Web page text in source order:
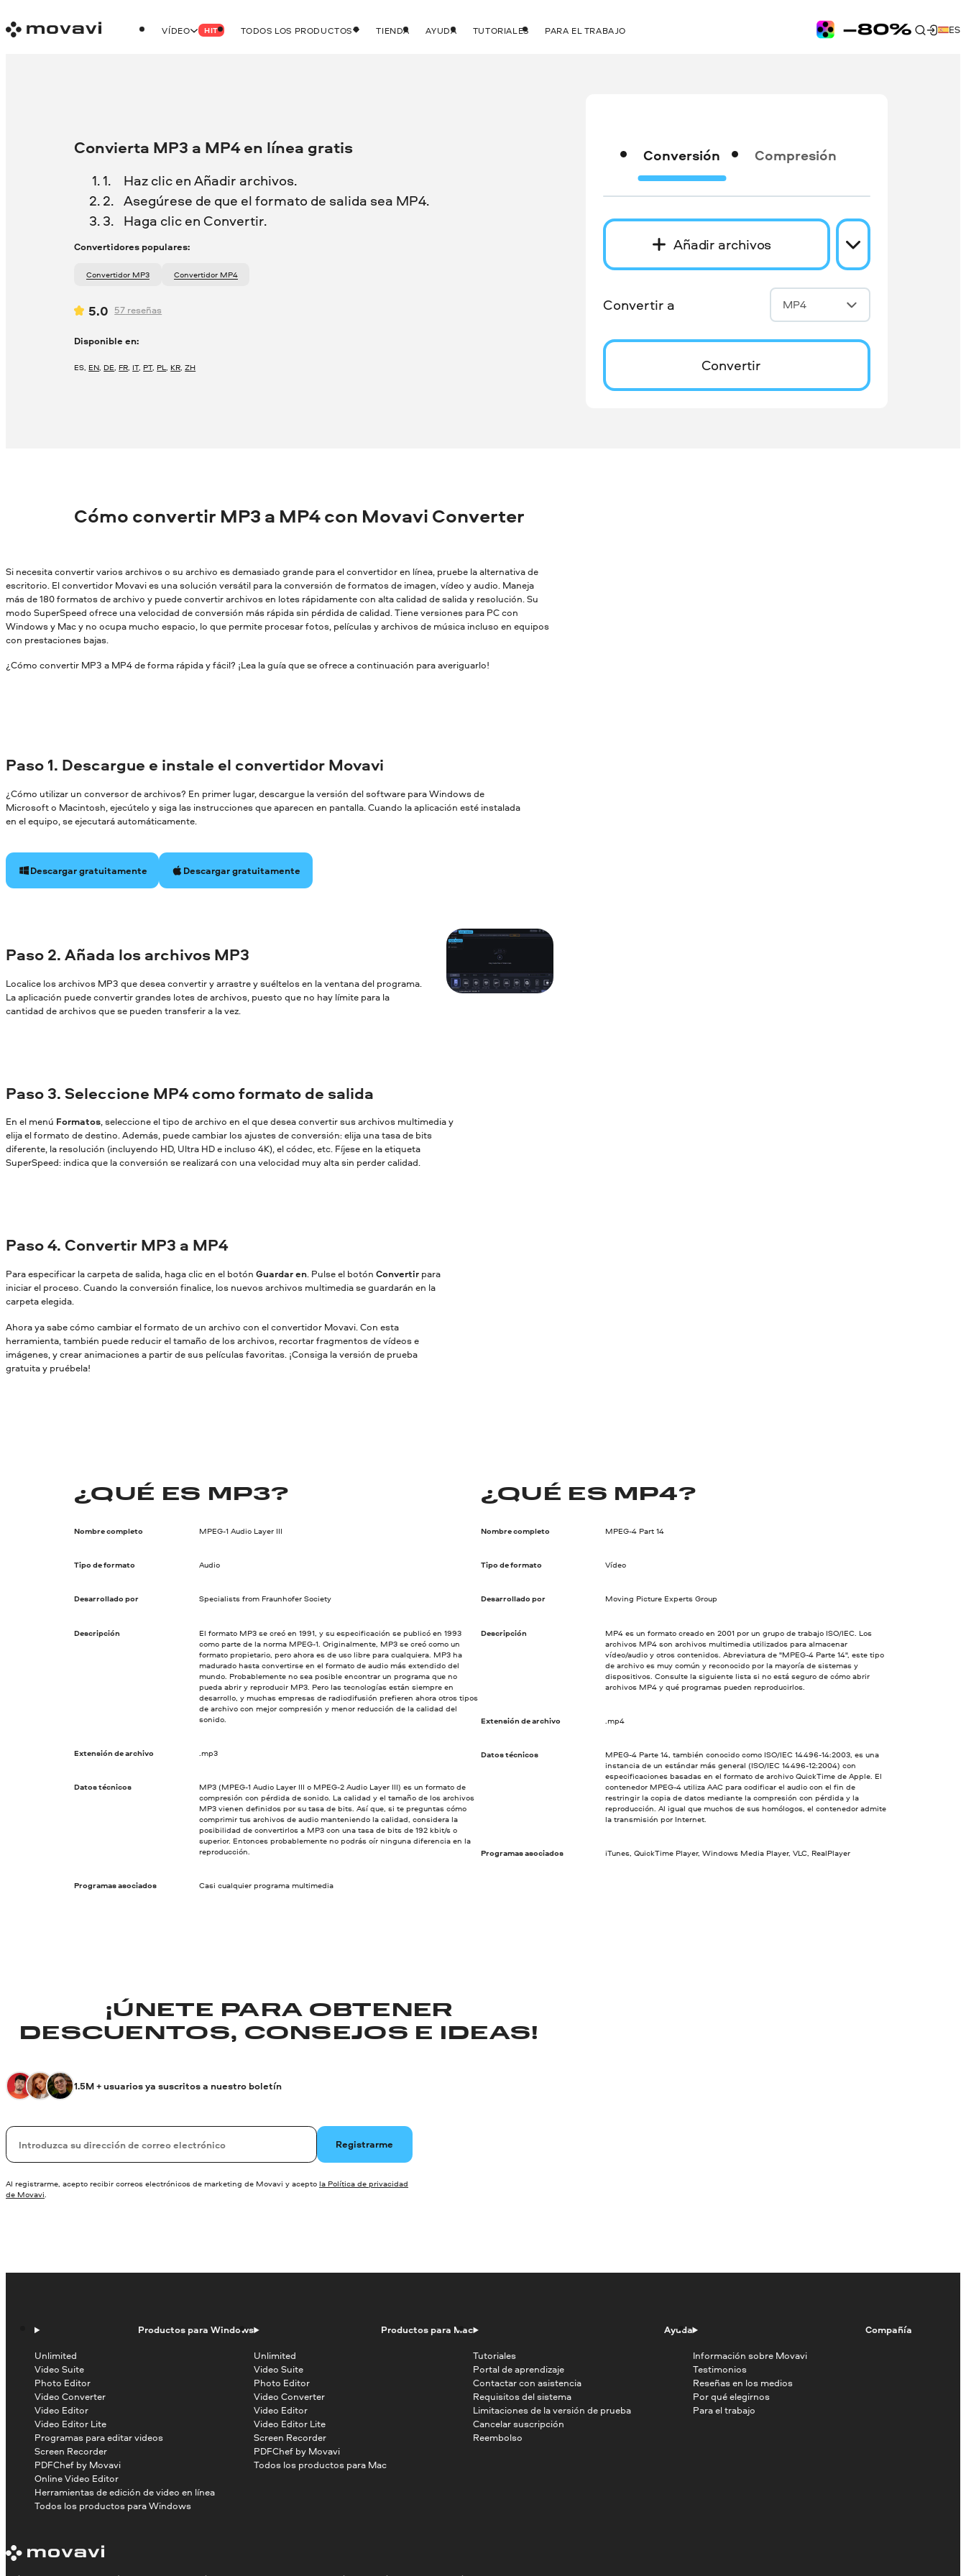
VÍDEO HIT TODOS LOS PRODUCTOS TIENDA AYUDA TUTORIALES PARA EL TRABAJO ES
Convierta MP3 a MP4 en línea gratis
Haz clic en Añadir archivos.
Asegúrese de que el formato de salida sea MP4.
Haga clic en Convertir.
Convertidores populares:
Convertidor MP3 Convertidor MP4
5.0 57 reseñas
Disponible en:
ES, EN, DE, FR, IT, PT, PL, KR,ZH
Conversión Compresión
Añadir archivos
Convertir a MP4
Convertir
Cómo convertir MP3 a MP4 con Movavi Converter
Si necesita convertir varios archivos o su archivo es demasiado grande para el convertidor en línea, pruebe la alternativa de
escritorio. El convertidor Movavi es una solución versátil para la conversión de formatos de imagen, vídeo y audio. Maneja
más de 180 formatos de archivo y puede convertir archivos en lotes rápidamente con alta calidad de salida y resolución. Su
modo SuperSpeed ofrece una velocidad de conversión más rápida sin pérdida de calidad. Tiene versiones para PC con
Windows y Mac y no ocupa mucho espacio, lo que permite procesar fotos, películas y archivos de música incluso en equipos
con prestaciones bajas.
¿Cómo convertir MP3 a MP4 de forma rápida y fácil? ¡Lea la guía que se ofrece a continuación para averiguarlo!
Paso 1. Descargue e instale el convertidor Movavi
¿Cómo utilizar un conversor de archivos? En primer lugar, descargue la versión del software para Windows de
Microsoft o Macintosh, ejecútelo y siga las instrucciones que aparecen en pantalla. Cuando la aplicación esté instalada
en el equipo, se ejecutará automáticamente.
Descargar gratuitamente Descargar gratuitamente
Paso 2. Añada los archivos MP3
Localice los archivos MP3 que desea convertir y arrastre y suéltelos en la ventana del programa.
La aplicación puede convertir grandes lotes de archivos, puesto que no hay límite para la
cantidad de archivos que se pueden transferir a la vez.
Paso 3. Seleccione MP4 como formato de salida
En el menú Formatos, seleccione el tipo de archivo en el que desea convertir sus archivos multimedia y
elija el formato de destino. Además, puede cambiar los ajustes de conversión: elija una tasa de bits
diferente, la resolución (incluyendo HD, Ultra HD e incluso 4K), el códec, etc. Fíjese en la etiqueta
SuperSpeed: indica que la conversión se realizará con una velocidad muy alta sin perder calidad.
Paso 4. Convertir MP3 a MP4
Para especificar la carpeta de salida, haga clic en el botón Guardar en. Pulse el botón Convertir para
iniciar el proceso. Cuando la conversión finalice, los nuevos archivos multimedia se guardarán en la
carpeta elegida.
Ahora ya sabe cómo cambiar el formato de un archivo con el convertidor Movavi. Con esta
herramienta, también puede reducir el tamaño de los archivos, recortar fragmentos de vídeos e
imágenes, y crear animaciones a partir de sus películas favoritas. ¡Consiga la versión de prueba
gratuita y pruébela!
¿QUÉ ES MP3?
Nombre completo MPEG-1 Audio Layer III
Tipo de formato Audio
Desarrollado por Specialists from Fraunhofer Society
Descripción
El formato MP3 se creó en 1991, y su especificación se publicó en 1993
como parte de la norma MPEG-1. Originalmente, MP3 se creó como un
formato propietario, pero ahora es de uso libre para cualquiera. MP3 ha
madurado hasta convertirse en el formato de audio más extendido del
mundo. Probablemente no sea posible encontrar un programa que no
pueda abrir y reproducir MP3. Pero las tecnologías están siempre en
desarrollo, y muchas empresas de radiodifusión prefieren ahora otros tipos
de archivo con mejor compresión y menor reducción de la calidad del
sonido.
Extensión de archivo .mp3
Datos técnicos
MP3 (MPEG-1 Audio Layer III o MPEG-2 Audio Layer III) es un formato de
compresión con pérdida de sonido. La calidad y el tamaño de los archivos
MP3 vienen definidos por su tasa de bits. Así que, si te preguntas cómo
comprimir tus archivos de audio manteniendo la calidad, considera la
posibilidad de convertirlos a MP3 con una tasa de bits de 192 kbit/s o
superior. Entonces probablemente no podrás oír ninguna diferencia en la
reproducción.
Programas asociados Casi cualquier programa multimedia
¿QUÉ ES MP4?
Nombre completo MPEG-4 Part 14
Tipo de formato Vídeo
Desarrollado por Moving Picture Experts Group
Descripción
MP4 es un formato creado en 2001 por un grupo de trabajo ISO/IEC. Los
archivos MP4 son archivos multimedia utilizados para almacenar
vídeo/audio y otros contenidos. Abreviatura de "MPEG-4 Parte 14", este tipo
de archivo es muy común y reconocido por la mayoría de sistemas y
dispositivos. Consulte la siguiente lista si no está seguro de cómo abrir
archivos MP4 y qué programas pueden reproducirlos.
Extensión de archivo .mp4
Datos técnicos
MPEG-4 Parte 14, también conocido como ISO/IEC 14496-14:2003, es una
instancia de un estándar más general (ISO/IEC 14496-12:2004) con
especificaciones basadas en el formato de archivo QuickTime de Apple. El
contenedor MPEG-4 utiliza AAC para codificar el audio con el fin de
restringir la copia de datos mediante la compresión con pérdida y la
reproducción. Al igual que muchos de sus homólogos, el contenedor admite
la transmisión por Internet.
Programas asociados iTunes, QuickTime Player, Windows Media Player, VLC, RealPlayer
¡ÚNETE PARA OBTENER
DESCUENTOS, CONSEJOS E IDEAS!
1.5M + usuarios ya suscritos a nuestro boletín
Su correo electrónico Registrarme
Al registrarme, acepto recibir correos electrónicos de marketing de Movavi y acepto la Política de privacidad
de Movavi.
Productos para Windows
Unlimited
Video Suite
Photo Editor
Video Converter
Video Editor
Video Editor Lite
Programas para editar videos
Screen Recorder
PDFChef by Movavi
Online Video Editor
Herramientas de edición de video en línea
Todos los productos para Windows
Productos para Mac
Unlimited
Video Suite
Photo Editor
Video Converter
Video Editor
Video Editor Lite
Screen Recorder
PDFChef by Movavi
Todos los productos para Mac
Ayuda
Tutoriales
Portal de aprendizaje
Contactar con asistencia
Requisitos del sistema
Limitaciones de la versión de prueba
Cancelar suscripción
Reembolso
Compañía
Información sobre Movavi
Testimonios
Reseñas en los medios
Por qué elegirnos
Para el trabajo